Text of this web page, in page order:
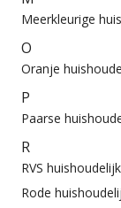
Meerkleurige
O
Oranje
P
Paarse
R
RVS
Rode